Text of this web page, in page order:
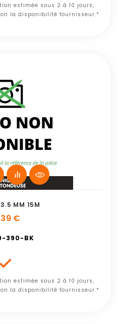
estimée sous 2 à 10 jours,
la disponibilité fournisseur.*
MM 15M
€
390-BK

estimée sous 2 à 10 jours,
la disponibilité fournisseur.*